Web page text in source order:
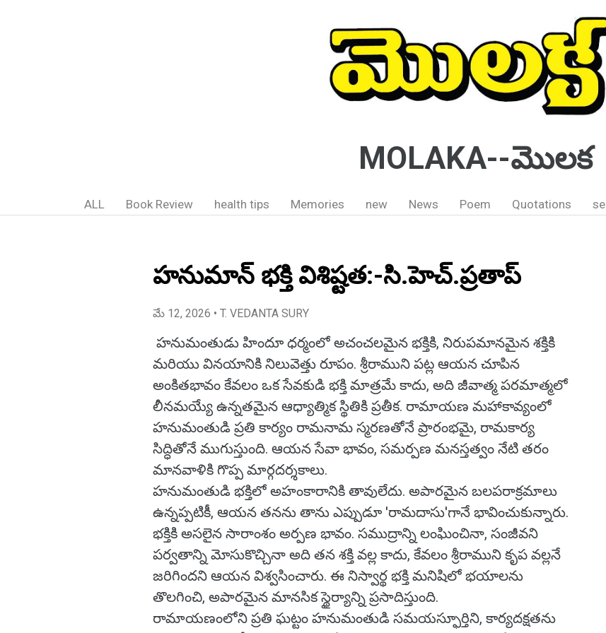
MOLAKA--మొలక
ALL Book Review health tips Memories new News Poem Quotations se
హనుమాన్ భక్తి విశిష్టత:-సి.హెచ్.ప్రతాప్
మే 12, 2026 • T. VEDANTA SURY
హనుమంతుడు హిందూ ధర్మంలో అచంచలమైన భక్తికి, నిరుపమానమైన శక్తికి
మరియు వినయానికి నిలువెత్తు రూపం. శ్రీరాముని పట్ల ఆయన చూపిన
అంకితభావం కేవలం ఒక సేవకుడి భక్తి మాత్రమే కాదు, అది జీవాత్మ పరమాత్మలో
లీనమయ్యే ఉన్నతమైన ఆధ్యాత్మిక స్థితికి ప్రతీక. రామాయణ మహాకావ్యంలో
హనుమంతుడి ప్రతి కార్యం రామనామ స్మరణతోనే ప్రారంభమై, రామకార్య
సిద్ధితోనే ముగుస్తుంది. ఆయన సేవా భావం, సమర్పణ మనస్తత్వం నేటి తరం
మానవాళికి గొప్ప మార్గదర్శకాలు.
హనుమంతుడి భక్తిలో అహంకారానికి తావులేదు. అపారమైన బలపరాక్రమాలు
ఉన్నప్పటికీ, ఆయన తనను తాను ఎప్పుడూ 'రామదాసు'గానే భావించుకున్నారు.
భక్తికి అసలైన సారాంశం అర్పణ భావం. సముద్రాన్ని లంఘించినా, సంజీవని
పర్వతాన్ని మోసుకొచ్చినా అది తన శక్తి వల్ల కాదు, కేవలం శ్రీరాముని కృప వల్లనే
జరిగిందని ఆయన విశ్వసించారు. ఈ నిస్వార్థ భక్తి మనిషిలో భయాలను
తొలగించి, అపారమైన మానసిక స్థైర్యాన్ని ప్రసాదిస్తుంది.
రామాయణంలోని ప్రతి ఘట్టం హనుమంతుడి సమయస్ఫూర్తిని, కార్యదక్షతను